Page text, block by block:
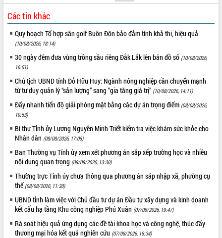
Các tin khác
Quy hoạch Tổ hợp sân golf Buôn Đôn bảo đảm tính khả thi, hiệu quả
(10/08/2026, 18:14)
30 ngày đêm đưa vùng trồng sầu riêng Đắk Lắk lên bản đồ số (10/08/2026,
16:51)
Chủ tịch UBND tỉnh Đỗ Hữu Huy: Ngành nông nghiệp cần chuyển mạnh
từ tư duy quản lý “sản lượng” sang “gia tăng giá trị” (10/08/2026, 14:11)
Đẩy nhanh tiến độ giải phóng mặt bằng các dự án trọng điểm (08/08/2026,
19:53)
Bí thư Tỉnh ủy Lương Nguyễn Minh Triết kiểm tra việc khám sức khỏe cho
Nhân dân (08/08/2026, 17:05)
Ban Thường vụ Tỉnh ủy xem xét phương án sắp xếp trường học và nhiều
nội dung quan trọng (08/08/2026, 13:30)
Thường trực Tỉnh ủy chưa thông qua phương án sáp nhập xã, phường cụ
thể (08/08/2026, 11:30)
UBND tỉnh làm việc với Chủ đầu tư dự án Đầu tư xây dựng và kinh doanh
kết cấu hạ tầng Khu công nghiệp Phú Xuân (07/08/2026, 19:47)
Rà soát hiệu quả ứng dụng các đề tài khoa học và công nghệ, thúc đẩy
thương mại hóa kết quả nghiên cứu (07/08/2026, 18:34)